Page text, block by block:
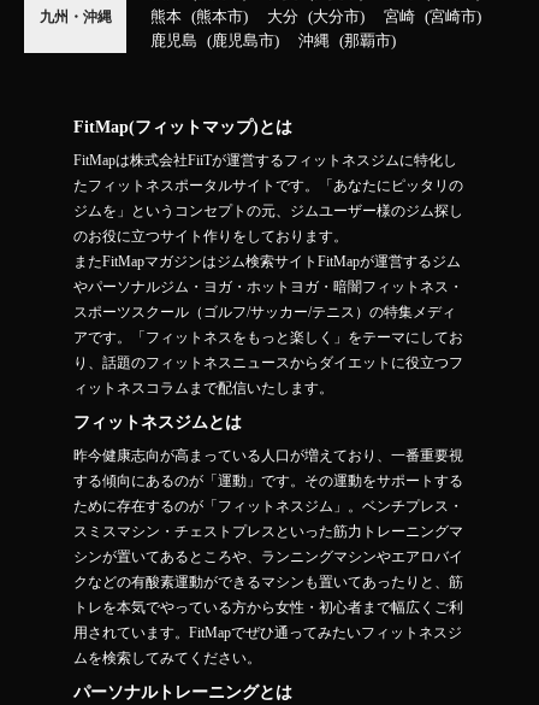
九州・沖縄
熊本
熊本市 大分 大分市 宮崎
宮崎市
鹿児島
鹿児島市 沖縄 那覇市
FitMap(フィットマップ)とは
FitMapは株式会社FiiTが運営するフィットネスジムに特化し
たフィットネスポータルサイトです。「あなたにピッタリの
ジムを」というコンセプトの元、ジムユーザー様のジム探し
のお役に立つサイト作りをしております。
またFitMapマガジンはジム検索サイトFitMapが運営するジム
やパーソナルジム・ヨガ・ホットヨガ・暗闇フィットネス・
スポーツスクール（ゴルフ/サッカー/テニス）の特集メディ
アです。「フィットネスをもっと楽しく」をテーマにしてお
り、話題のフィットネスニュースからダイエットに役立つフ
ィットネスコラムまで配信いたします。
フィットネスジムとは
昨今健康志向が高まっている人口が増えており、一番重要視
する傾向にあるのが「運動」です。その運動をサポートする
ために存在するのが「フィットネスジム」。ベンチプレス・
スミスマシン・チェストプレスといった筋力トレーニングマ
シンが置いてあるところや、ランニングマシンやエアロバイ
クなどの有酸素運動ができるマシンも置いてあったりと、筋
トレを本気でやっている方から女性・初心者まで幅広くご利
用されています。FitMapでぜひ通ってみたいフィットネスジ
ムを検索してみてください。
パーソナルトレーニングとは